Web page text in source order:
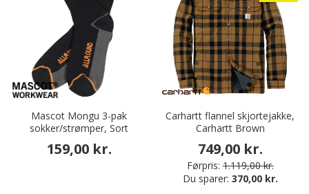
Mascot Mongu 3-pak
sokker/strømper, Sort
159,00 kr.
Carhartt flannel skjortejakke,
Carhartt Brown
749,00 kr.
Førpris: 1.119,00 kr.
Du sparer: 370,00 kr.